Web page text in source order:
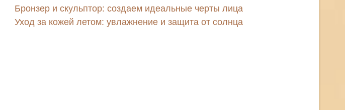
Бронзер и скульптор: создаем идеальные черты лица
Уход за кожей летом: увлажнение и защита от солнца